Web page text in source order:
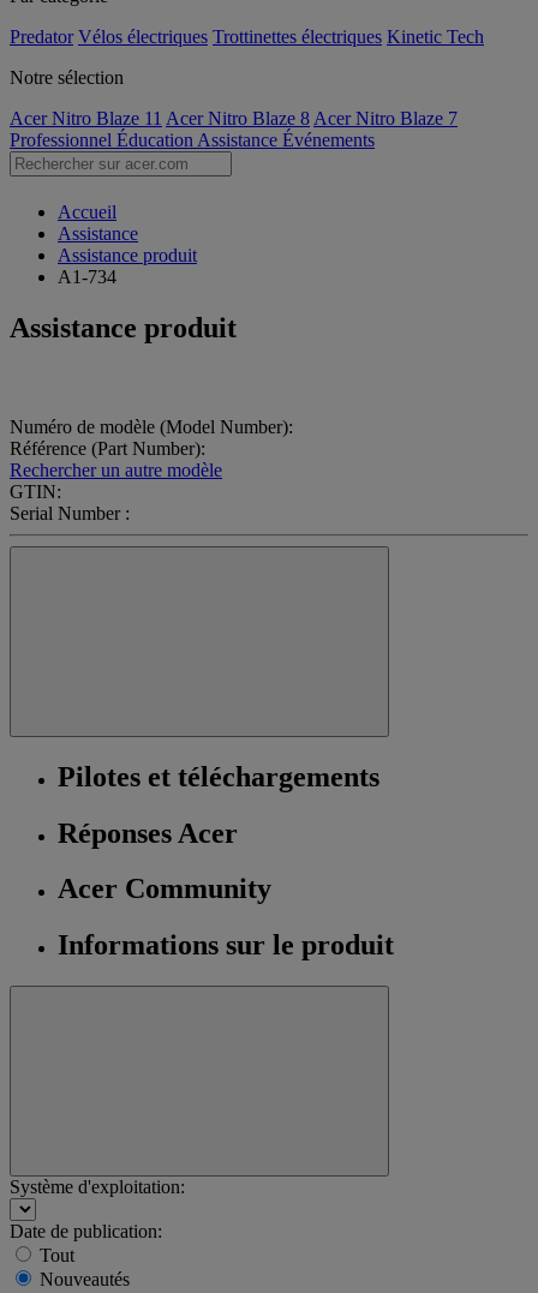
Predator Vélos électriques Trottinettes électriques Kinetic Tech
Notre sélection
Acer Nitro Blaze 11 Acer Nitro Blaze 8 Acer Nitro Blaze 7
Professionnel Éducation Assistance Événements
Accueil
Assistance
Assistance produit
A1-734
Assistance produit
Numéro de modèle (Model Number):
Référence (Part Number):
Rechercher un autre modèle
GTIN:
Serial Number :
Pilotes et téléchargements
Réponses Acer
Acer Community
Informations sur le produit
Système d'exploitation:
Date de publication:
Tout
Nouveautés